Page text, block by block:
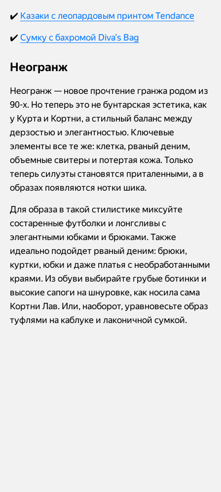
✔️ Казаки с леопардовым принтом Tendance
✔️ Сумку с бахромой Diva’s Bag
Неогранж
Неогранж — новое прочтение гранжа родом из
90-х. Но теперь это не бунтарская эстетика, как
у Курта и Кортни, а стильный баланс между
дерзостью и элегантностью. Ключевые
элементы все те же: клетка, рваный деним,
объемные свитеры и потертая кожа. Только
теперь силуэты становятся приталенными, а в
образах появляются нотки шика.
Для образа в такой стилистике миксуйте
состаренные футболки и лонгсливы с
элегантными юбками и брюками. Также
идеально подойдет рваный деним: брюки,
куртки, юбки и даже платья с необработанными
краями. Из обуви выбирайте грубые ботинки и
высокие сапоги на шнуровке, как носила сама
Кортни Лав. Или, наоборот, уравновесьте образ
туфлями на каблуке и лаконичной сумкой.